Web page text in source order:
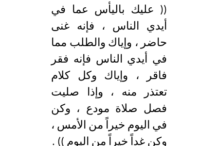
(( عليك باليأس عما في
أيدي الناس ، فإنه غنى
حاضر ، وإياك والطلب مما
في أيدي الناس فإنه فقر
فاقر ، وإياك وكل كلام
تعتذر منه ، وإذا صليت
فصل صلاة مودع ، وكن
في اليوم خيراً من الأمس ،
وكن غداً خيراً من اليوم )) .